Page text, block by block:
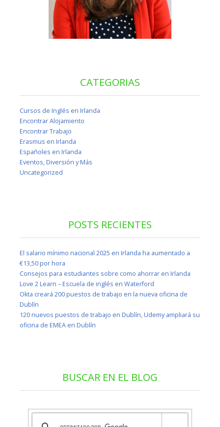
CATEGORIAS
Cursos de Inglés en Irlanda
Encontrar Alojamiento
Encontrar Trabajo
Erasmus en Irlanda
Españoles en Irlanda
Eventos, Diversión y Más
Uncategorized
POSTS RECIENTES
El salario mínimo nacional 2025 en Irlanda ha aumentado a
€13,50 por hora
Consejos para estudiantes sobre como ahorrar en Irlanda
Love 2 Learn – Escuela de inglés en Waterford
Okta creará 200 puestos de trabajo en la nueva oficina de
Dublín
120 nuevos puestos de trabajo en Dublín, Udemy ampliará su
oficina de EMEA en Dublín
BUSCAR EN EL BLOG